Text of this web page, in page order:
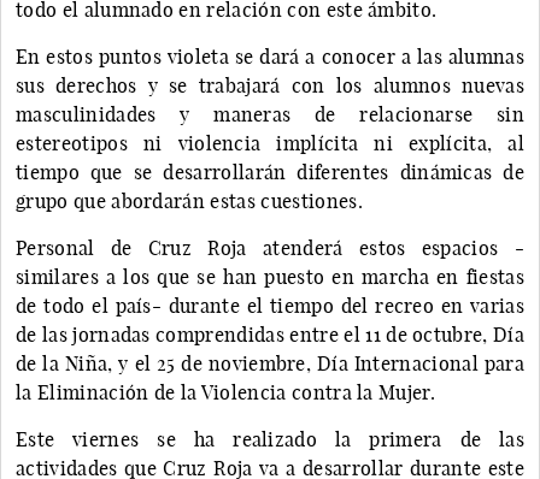
todo el alumnado en relación con este ámbito.
En estos puntos violeta se dará a conocer a las alumnas
sus derechos y se trabajará con los alumnos nuevas
masculinidades y maneras de relacionarse sin
estereotipos ni violencia implícita ni explícita, al
tiempo que se desarrollarán diferentes dinámicas de
grupo que abordarán estas cuestiones.
Personal de Cruz Roja atenderá estos espacios -
similares a los que se han puesto en marcha en fiestas
de todo el país- durante el tiempo del recreo en varias
de las jornadas comprendidas entre el 11 de octubre, Día
de la Niña, y el 25 de noviembre, Día Internacional para
la Eliminación de la Violencia contra la Mujer.
Este viernes se ha realizado la primera de las
actividades que Cruz Roja va a desarrollar durante este